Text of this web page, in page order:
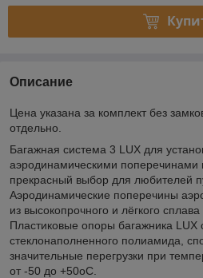
Описание
Цена указана за комплект без
отдельно.
Багажная система 3 LUX для
аэродинамическими
прекрасный выбор для любителей
Аэродинамические поперечины
из высокопрочного и лёгкого
Пластиковые опоры багажника LUX
стеклонаполненного полиамида,
значительные перегрузки при
от -50 до +50оС.